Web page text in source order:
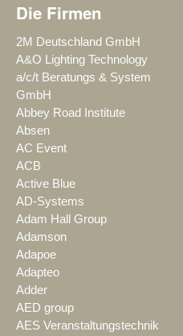
Die Firmen
2M Deutschland GmbH
A&O Lighting Technology
a/c/t Beratungs & System
GmbH
Abbey Road Institute
Absen
AC Event
ACB
Active Blue
AD-Systems
Adam Hall Group
Adamson
Adapoe
Adapteo
Adder
AED group
AES Veranstaltungstechnik